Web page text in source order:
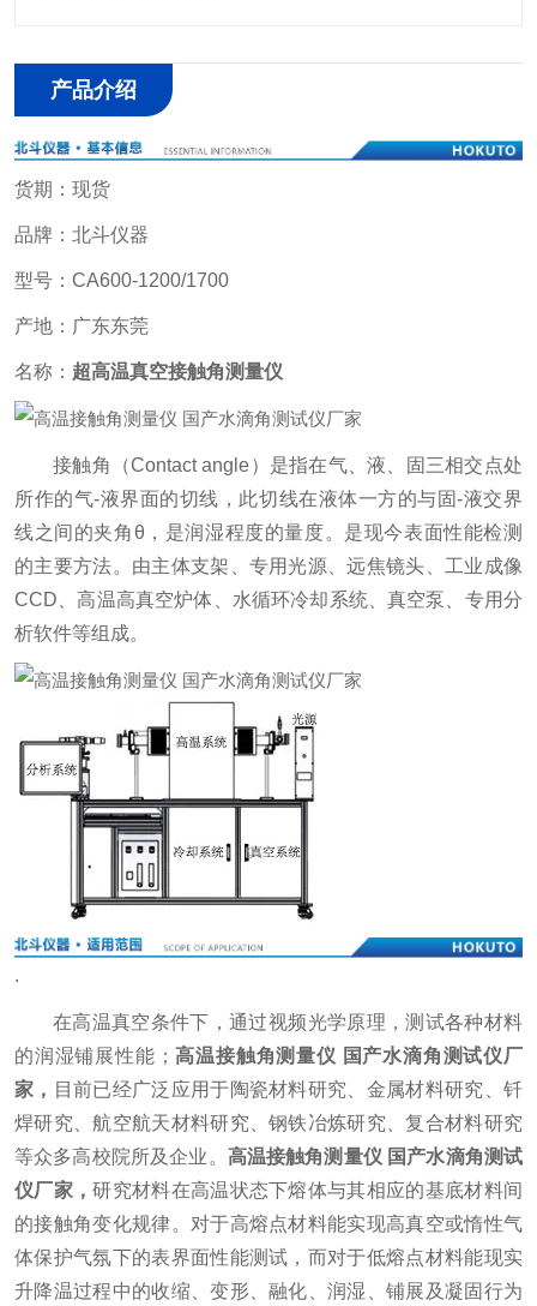
产品介绍
货期：现货
品牌：北斗仪器
型号：CA600-1200/1700
产地：广东东莞
名称： 超高温真空接触角测量仪
接触角（Contact angle）是指在气、液、固三相交点处
所作的气-液界面的切线，此切线在液体一方的与固-液交界
线之间的夹角θ，是润湿程度的量度。是现今表面性能检测
的主要方法。由主体支架、专用光源、远焦镜头、工业成像
CCD、高温高真空炉体、水循环冷却系统、真空泵、专用分
析软件等组成。
.
在高温真空条件下，通过视频光学原理，测试各种材料
的润湿铺展性能； 高温接触角测量仪 国产水滴角测试仪厂
家 ， 目前已经广泛应用于陶瓷材料研究、金属材料研究、钎
焊研究、航空航天材料研究、钢铁冶炼研究、复合材料研究
等众多高校院所及企业。 高温接触角测量仪 国产水滴角测试
仪厂家，研究材料在高温状态下熔体与其相应的基底材料间
的接触角变化规律。对于高熔点材料能实现高真空或惰性气
体保护气氛下的表界面性能测试，而对于低熔点材料能现实
升降温过程中的收缩、变形、融化、润湿、铺展及凝固行为